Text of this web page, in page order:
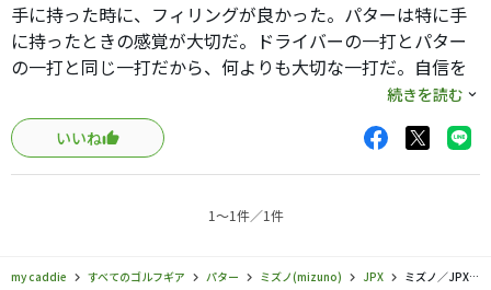
手に持った時に、フィリングが良かった。パターは特に手
に持ったときの感覚が大切だ。ドライバーの一打とパター
の一打と同じ一打だから、何よりも大切な一打だ。自信を
持って打てるパターです。パターは自分の目で見てアンジュ
レーションや芝の芽を読む事が大切ですが、パターの相性
がどれだけ良いのかが、鍵になると思うのですが、その時
に一番大切なのは迷って買ったパターより持った時の瞬間
に持ったイメージが大切と思う。それがこのパターです。間
続きを読む
いいね
1〜1件／1件
my caddie すべてのゴルフギア パター ミズノ(mizuno) JPX
ミズノ／JPX／JPX PT-1の口コミ評価一覧